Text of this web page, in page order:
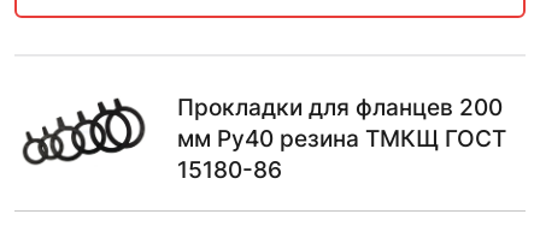
Прокладки для фланцев 200
мм Ру40 резина ТМКЩ ГОСТ
15180-86